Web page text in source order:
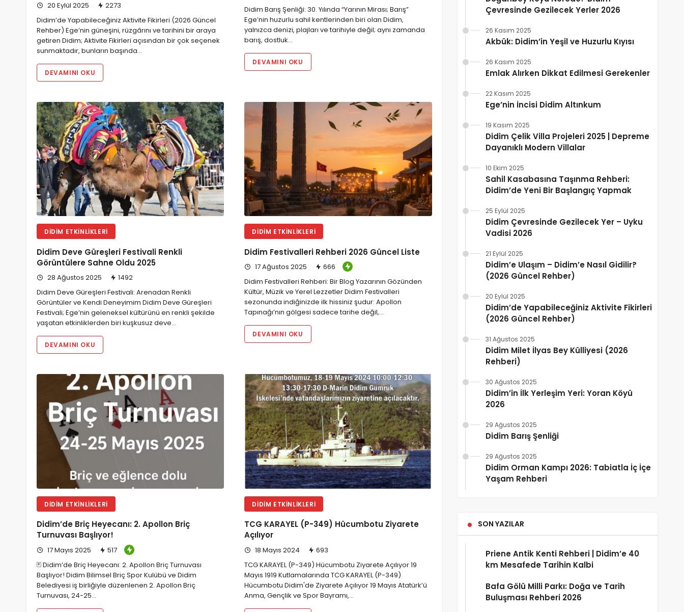
20 Eylül 2025
2273
Didim’de Yapabileceğiniz Aktivite Fikirleri (2026 Güncel
Rehber) Ege’nin güneşini, rüzgârını ve tarihini bir araya
getiren Didim; Aktivite Fikirleri açısından bir çok seçenek
sunmaktadır, bunların başında…
DEVAMINI OKU
Didim Barış Şenliği: 30. Yılında “Yarının Mirası; Barış”
Ege’nin huzurlu sahil kentlerinden biri olan Didim,
yalnızca denizi, plajları ve tarihiyle değil; aynı zamanda
barış, dostluk…
DEVAMINI OKU
DIDIM ETKINLIKLERI
Didim Deve Güreşleri Festivali Renkli
Görüntülere Sahne Oldu 2025
28 Ağustos 2025
1492
Didim Deve Güreşleri Festivali: Arenadan Renkli
Görüntüler ve Kendi Deneyimim Didim Deve Güreşleri
Festivali; Ege’nin geleneksel kültürünü en renkli şekilde
yaşatan etkinliklerden biri kuşkusuz deve…
DEVAMINI OKU
DIDIM ETKINLIKLERI
Didim Festivalleri Rehberi 2026 Güncel Liste
17 Ağustos 2025
666
Didim Festivalleri Rehberi: Bir Blog Yazarının Gözünden
Kültür, Müzik ve Yerel Lezzetler Didim Festivalleri
sezonunda indiğinizde ilk hissiniz şudur: Apollon
Tapınağı’nın gölgesi sadece tarihe değil,…
DEVAMINI OKU
DIDIM ETKINLIKLERI
Didim’de Briç Heyecanı: 2. Apollon Briç
Turnuvası Başlıyor!
17 Mayıs 2025
517
🃏 Didim’de Briç Heyecanı: 2. Apollon Briç Turnuvası
Başlıyor! Didim Bilimsel Briç Spor Kulübü ve Didim
Belediyesi iş birliğiyle düzenlenen 2. Apollon Briç
Turnuvası, 24-25…
DIDIM ETKINLIKLERI
TCG KARAYEL (P-349) Hücumbotu Ziyarete
Açılıyor
18 Mayıs 2024
693
TCG KARAYEL (P-349) Hücumbotu Ziyarete Açılıyor 19
Mayıs 1919 Kutlamalarında TCG KARAYEL (P-349)
Hücumbotu Didim'de Ziyarete Açılıyor 19 Mayıs Atatürk’ü
Anma, Gençlik ve Spor Bayramı,…
Çevresinde Gezilecek Yerler 2026
Akbük: Didim’in Yeşil ve Huzurlu Kıyısı
26 Kasım 2025
Emlak Alırken Dikkat Edilmesi Gerekenler
26 Kasım 2025
Ege’nin İncisi Didim Altınkum
22 Kasım 2025
Didim Çelik Villa Projeleri 2025 | Depreme
Dayanıklı Modern Villalar
19 Kasım 2025
Sahil Kasabasına Taşınma Rehberi:
Didim’de Yeni Bir Başlangıç Yapmak
10 Ekim 2025
Didim Çevresinde Gezilecek Yer – Uyku
Vadisi 2026
25 Eylül 2025
Didim’e Ulaşım – Didim’e Nasıl Gidilir?
(2026 Güncel Rehber)
21 Eylül 2025
Didim’de Yapabileceğiniz Aktivite Fikirleri
(2026 Güncel Rehber)
20 Eylül 2025
Didim Milet İlyas Bey Külliyesi (2026
Rehberi)
31 Ağustos 2025
Didim’in İlk Yerleşim Yeri: Yoran Köyü
2026
30 Ağustos 2025
Didim Barış Şenliği
29 Ağustos 2025
Didim Orman Kampı 2026: Tabiatla İç İçe
Yaşam Rehberi
29 Ağustos 2025
SON YAZILAR
Priene Antik Kenti Rehberi | Didim’e 40
km Mesafede Tarihin Kalbi
Bafa Gölü Milli Parkı: Doğa ve Tarih
Buluşması Rehberi 2026